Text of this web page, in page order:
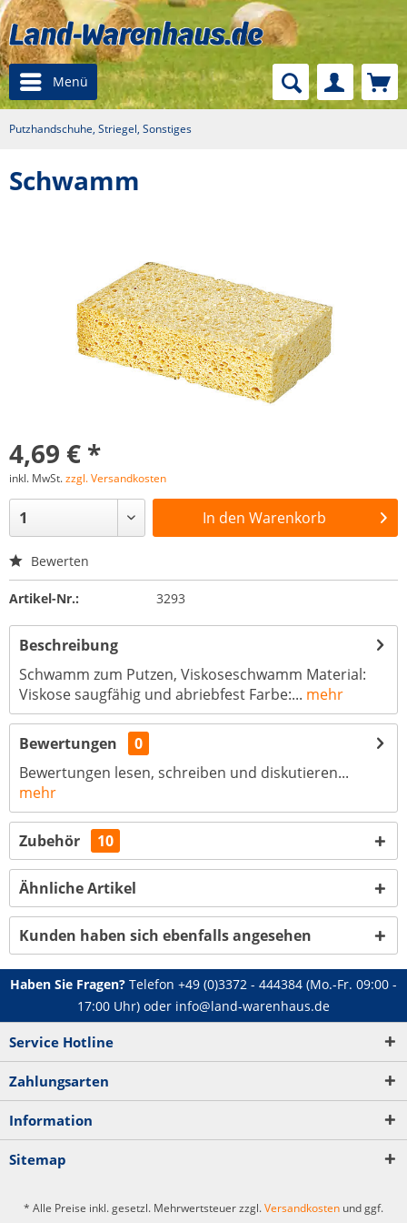
Menü
Putzhandschuhe, Striegel, Sonstiges
Schwamm
4,69 € *
inkl. MwSt.zzgl. Versandkosten
In den Warenkorb
Bewerten
Artikel-Nr.: 3293
Beschreibung
Schwamm zum Putzen, Viskoseschwamm Material:
Viskose saugfähig und abriebfest Farbe:... mehr
Bewertungen
0
Bewertungen lesen, schreiben und diskutieren...
mehr
Zubehör 10
Ähnliche Artikel
Kunden haben sich ebenfalls angesehen
Haben Sie Fragen? Telefon +49 (0)3372 - 444384 (Mo.-Fr. 09:00 -
17:00 Uhr) oder info@land-warenhaus.de
Service Hotline
Zahlungsarten
Information
Sitemap
* Alle Preise inkl. gesetzl. Mehrwertsteuer zzgl.Versandkosten und ggf.